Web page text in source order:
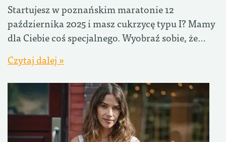
Startujesz w poznańskim maratonie 12
października 2025 i masz cukrzycę typu I? Mamy
dla Ciebie coś specjalnego. Wyobraź sobie, że…
Czytaj dalej »